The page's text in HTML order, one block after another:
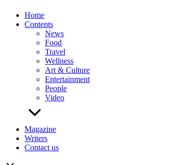
Home
Contents
News
Food
Travel
Wellness
Art & Culture
Entertainment
People
Video
Magazine
Writers
Contact us